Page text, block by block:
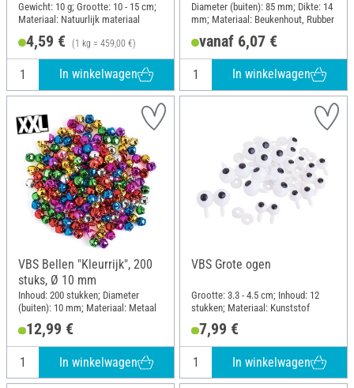
Gewicht: 10 g; Grootte: 10 - 15 cm;
Materiaal: Natuurlijk materiaal
4,59 € (1 kg = 459,00 €)
In winkelwagen
Diameter (buiten): 85 mm; Dikte: 14
mm; Materiaal: Beukenhout, Rubber
vanaf 6,07 €
In winkelwagen
VBS Bellen "Kleurrijk", 200
stuks, Ø 10 mm
Inhoud: 200 stukken; Diameter
(buiten): 10 mm; Materiaal: Metaal
12,99 €
In winkelwagen
VBS Grote ogen
Grootte: 3.3 - 4.5 cm; Inhoud: 12
stukken; Materiaal: Kunststof
7,99 €
In winkelwagen